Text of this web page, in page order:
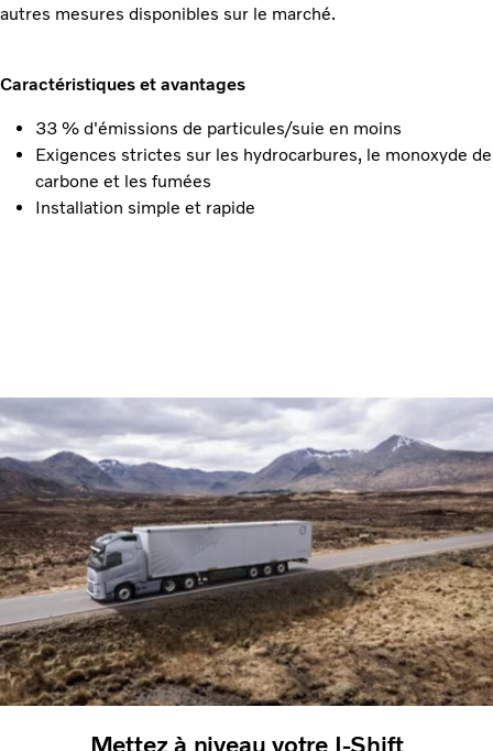
autres mesures disponibles sur le marché.
Caractéristiques et avantages
33 % d'émissions de particules/suie en moins
Exigences strictes sur les hydrocarbures, le monoxyde de
carbone et les fumées
Installation simple et rapide